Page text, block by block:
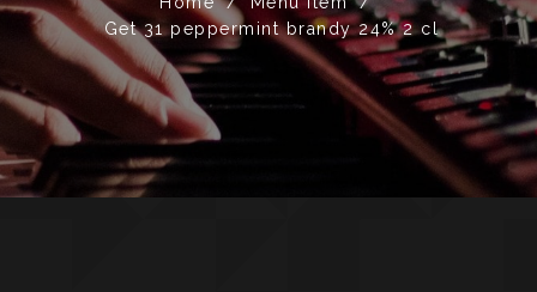
Get 31 peppermint brandy 24% 2 cl